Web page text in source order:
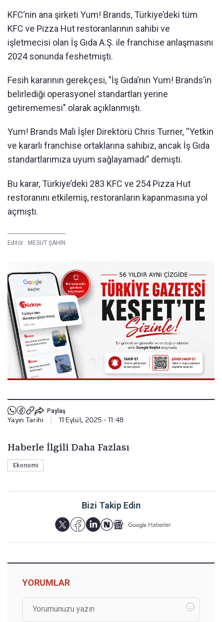
KFC’nin ana şirketi Yum! Brands, Türkiye’deki tüm
KFC ve Pizza Hut restoranlarının sahibi ve
işletmecisi olan İş Gıda A.Ş. ile franchise anlaşmasını
2024 sonunda feshetmişti.
Fesih kararının gerekçesi, "İş Gıda’nın Yum! Brands’in
belirlediği operasyonel standartları yerine
getirememesi" olarak açıklanmıştı.
Yum! Brands Mali İşler Direktörü Chris Turner, “Yetkin
ve kararlı franchise ortaklarına sahibiz, ancak İş Gıda
standartlarımıza uyum sağlayamadı” demişti.
Bu karar, Türkiye’deki 283 KFC ve 254 Pizza Hut
restoranını etkilemiş, restoranların kapanmasına yol
açmıştı.
Editör : MESUT ŞAHİN
Paylaş
Yayın Tarihi 11 Eylül, 2025 - 11:48
Haberle İlgili Daha Fazlası
Ekonomi
Bizi Takip Edin
YORUMLAR